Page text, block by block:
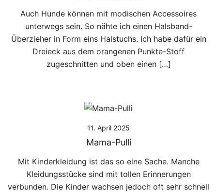
Auch Hunde können mit modischen Accessoires
unterwegs sein. So nähte ich einen Halsband-
Überzieher in Form eins Halstuchs. Ich habe dafür ein
Dreieck aus dem orangenen Punkte-Stoff
zugeschnitten und oben einen […]
11. April 2025
Mama-Pulli
Mit Kinderkleidung ist das so eine Sache. Manche
Kleidungsstücke sind mit tollen Erinnerungen
verbunden. Die Kinder wachsen jedoch oft sehr schnell